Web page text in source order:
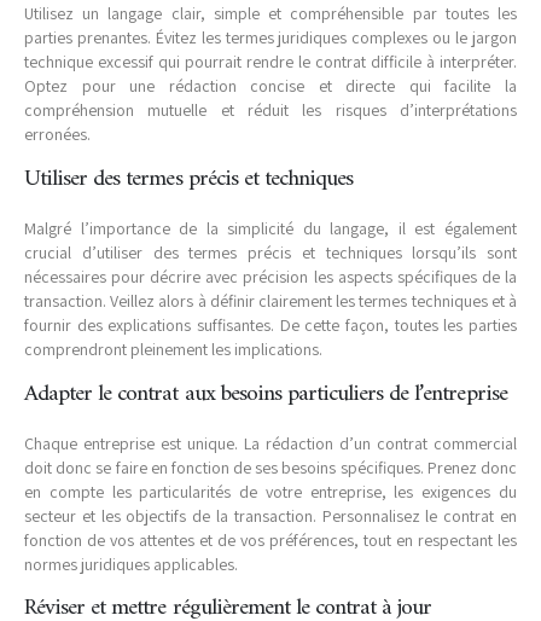
Utilisez un langage clair, simple et compréhensible par toutes les
parties prenantes. Évitez les termes juridiques complexes ou le jargon
technique excessif qui pourrait rendre le contrat difficile à interpréter.
Optez pour une rédaction concise et directe qui facilite la
compréhension mutuelle et réduit les risques d’interprétations
erronées.
Utiliser des termes précis et techniques
Malgré l’importance de la simplicité du langage, il est également
crucial d’utiliser des termes précis et techniques lorsqu’ils sont
nécessaires pour décrire avec précision les aspects spécifiques de la
transaction. Veillez alors à définir clairement les termes techniques et à
fournir des explications suffisantes. De cette façon, toutes les parties
comprendront pleinement les implications.
Adapter le contrat aux besoins particuliers de l’entreprise
Chaque entreprise est unique. La rédaction d’un contrat commercial
doit donc se faire en fonction de ses besoins spécifiques. Prenez donc
en compte les particularités de votre entreprise, les exigences du
secteur et les objectifs de la transaction. Personnalisez le contrat en
fonction de vos attentes et de vos préférences, tout en respectant les
normes juridiques applicables.
Réviser et mettre régulièrement le contrat à jour